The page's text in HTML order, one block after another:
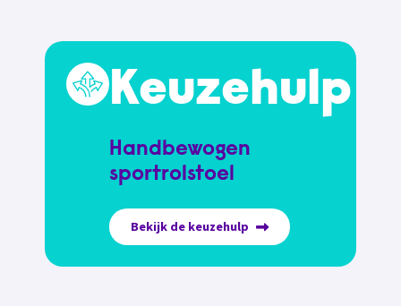
Keuzehulp
Handbewogen
sportrolstoel
Bekijk de keuzehulp